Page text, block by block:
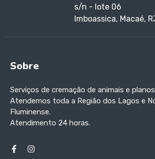
s/n - lote 06
Imboassica, Macaé,
Sobre
Serviços de cremação de animais e
Atendemos toda a Região dos Lagos e
Fluminense.
Atendimento 24 horas.